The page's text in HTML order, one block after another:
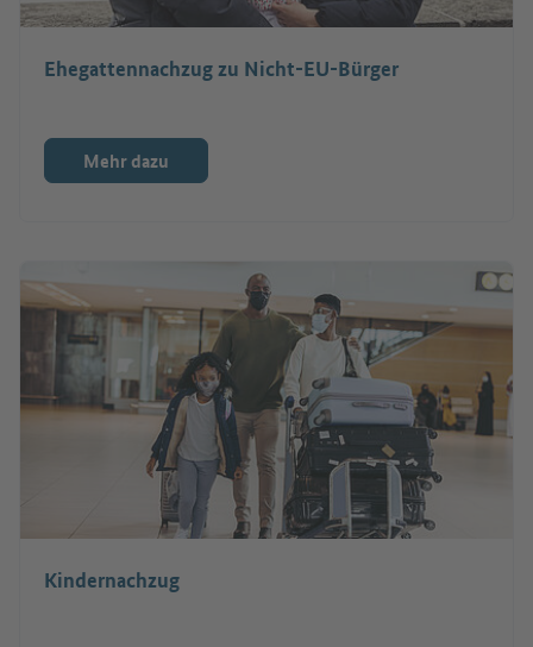
Ehegattennachzug zu Nicht-EU-Bürger
Mehr dazu
Kindernachzug